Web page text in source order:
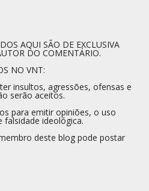
AQUI SÃO DE EXCLUSIVA
DO COMENTÁRIO.
NO VNT:
insultos, agressões, ofensas e
serão aceitos.
para emitir opiniões, o uso
falsidade ideológica.
deste blog pode postar